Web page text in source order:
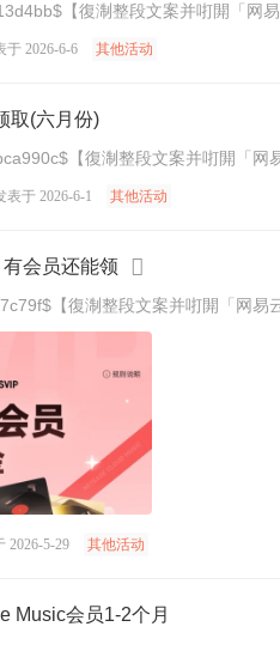
【復淛整段文案并咑閞「网
于 2026-6-6 其他活动
取(六月份)
【復淛整段文案并咑閞「网
表于 2026-6-1 其他活动
会员还能领
【復淛整段文案并咑閞「网
2026-5-29 其他活动
Music会员1-2个月